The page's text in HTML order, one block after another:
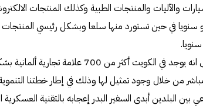
والآليات والمنتجات الطبية وكذلك المنتجات
يورو سنويا في حين تستورد منها سلعا وبشكل رئيسي
وأشار السفير البدر الى انه يوجد في الكويت
من خلال وجود تمثيل لها وذلك في إطار خطتنا التنموية
بين البلدين أبدى السفير البدر إعجابه بالتقنية العسكرية